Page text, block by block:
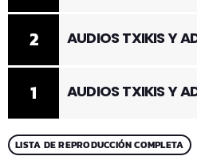
1 AUDIOS TXIKIS Y
2 AUDIOS TXIKIS Y
LISTA DE REPRODUCCIÓN COMPLETA